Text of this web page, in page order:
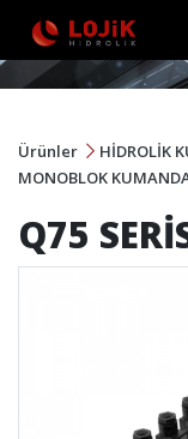
Ürünler
HİDROLİK
MONOBLOK
Q75